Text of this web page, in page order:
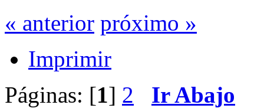
« anterior próximo »
Imprimir
Páginas: [1] 2 Ir Abajo